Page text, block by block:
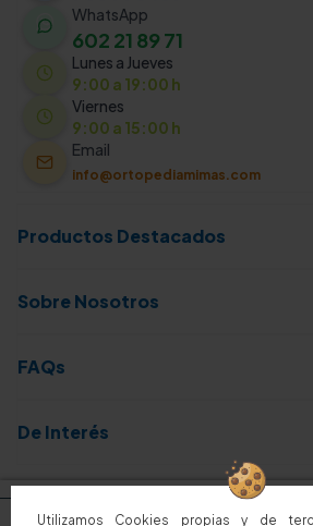
Utilizamos Cookies propias y de
WhatsApp
602 21 89 71
Lunes a Jueves
9:00 a 19:00 h
Viernes
9:00 a 15:00 h
Email
info@ortopediamimas.com
Productos Destacados
Sobre Nosotros
FAQs
De Interés